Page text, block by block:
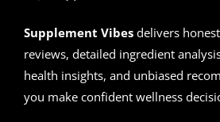
Supplement Vibes delivers
reviews, detailed ingredient
health insights, and unbiased
you make confident wellness